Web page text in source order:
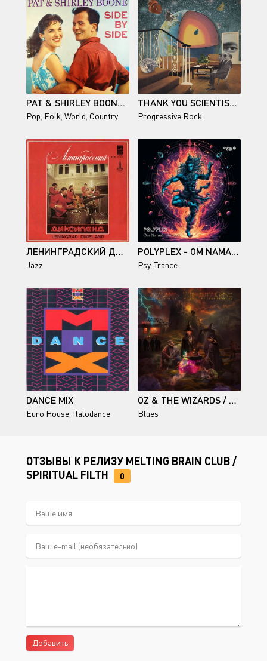
PAT & SHIRLEY BOONE - SIDE BY SIDE
Pop Folk World Country
THANK YOU SCIENTIST – TERRAFORMER
Progressive Rock
ЛЕНИНГРАДСКИЙ ДИКСИЛЕНД - ЛЕНИНГРАДСКИЙ ДИКСИЛЕНД II
Jazz
POLYPLEX - OM NAMAH SHIVAYA
Psy-Trance
DANCE MIX
Euro House Italodance
OZ & THE WIZARDS / MAGIC POTION
Blues
ОТЗЫВЫ К РЕЛИЗУ MELTING BRAIN CLUB /
SPIRITUAL FILTH
0
Добавить